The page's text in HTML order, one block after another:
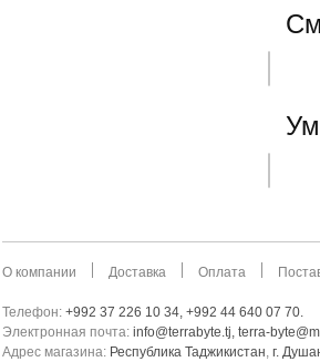
О компании Доставка Оплата
Телефон: +992 37 226 10 34, +992 44 640 07 70.
Электронная почта: info@terrabyte.tj, terra-
Адрес магазина: Республика Таджикистан, г.